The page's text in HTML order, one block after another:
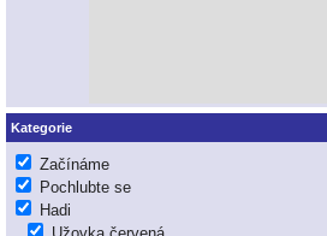
Kategorie
Začínáme
Pochlubte se
Hadi